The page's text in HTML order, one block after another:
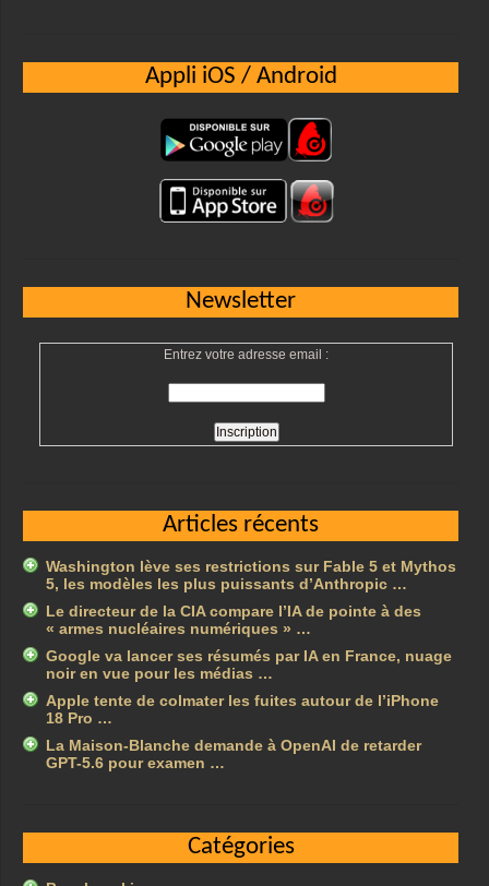
Appli iOS / Android
Newsletter
Entrez votre adresse email :
Articles récents
Washington lève ses restrictions sur Fable 5 et Mythos
5, les modèles les plus puissants d’Anthropic …
Le directeur de la CIA compare l’IA de pointe à des
« armes nucléaires numériques » …
Google va lancer ses résumés par IA en France, nuage
noir en vue pour les médias …
Apple tente de colmater les fuites autour de l’iPhone
18 Pro …
La Maison-Blanche demande à OpenAI de retarder
GPT-5.6 pour examen …
Catégories